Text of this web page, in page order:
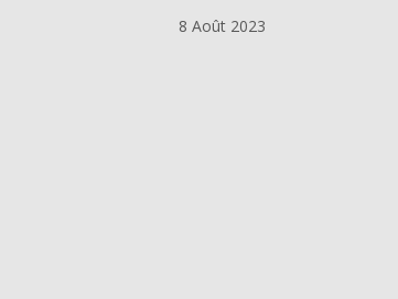
8 Août 2023